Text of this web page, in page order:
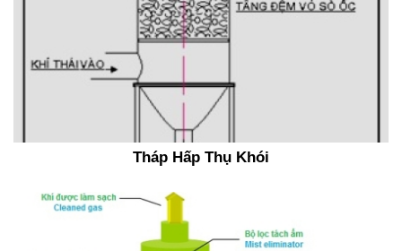
Tháp Hấp Thụ Khói